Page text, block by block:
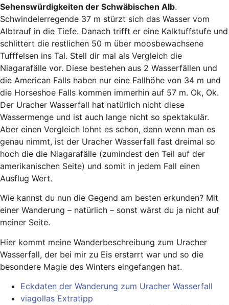
Sehenswürdigkeiten der Schwäbischen Alb.
Schwindelerregende 37 m stürzt sich das Wasser vom
Albtrauf in die Tiefe. Danach trifft er eine Kalktuffstufe und
schlittert die restlichen 50 m über moosbewachsene
Tufffelsen ins Tal. Stell dir mal als Vergleich die
Niagarafälle vor. Diese bestehen aus 2 Wasserfällen und
die American Falls haben nur eine Fallhöhe von 34 m und
die Horseshoe Falls kommen immerhin auf 57 m. Ok, Ok.
Der Uracher Wasserfall hat natürlich nicht diese
Wassermenge und ist auch lange nicht so spektakulär.
Aber einen Vergleich lohnt es schon, denn wenn man es
genau nimmt, ist der Uracher Wasserfall fast dreimal so
hoch die die Niagarafälle (zumindest den Teil auf der
amerikanischen Seite) und somit in jedem Fall einen
Ausflug Wert.
Wie kannst du nun die Gegend am besten erkunden? Mit
einer Wanderung – natürlich – sonst wärst du ja nicht auf
meiner Seite.
Hier kommt meine Wanderbeschreibung zum Uracher
Wasserfall, der bei mir zu Eis erstarrt war und so die
besondere Magie des Winters eingefangen hat.
Eckdaten der Wanderung zum Uracher Wasserfall
viagollas Extratipp